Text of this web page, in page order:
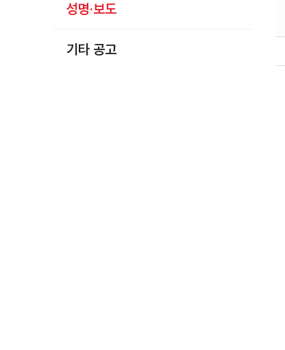
성명·보도
기타 공고